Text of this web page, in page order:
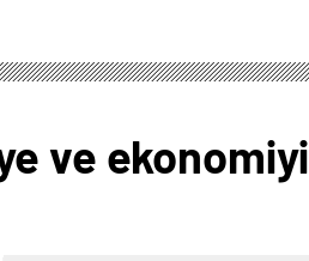
ve ekonomiyi